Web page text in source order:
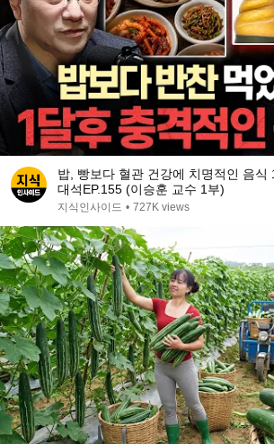
밥, 빵보다 혈관 건강에 치명적인 음식
대석EP.155 (이승훈 교수 1부)
지식인사이드 • 727K views